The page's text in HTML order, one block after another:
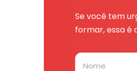
Se você tem
formar, essa é